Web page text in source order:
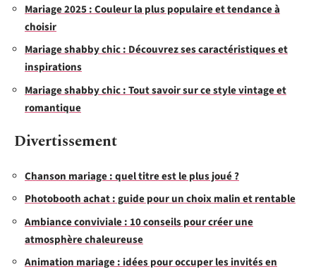
Mariage 2025 : Couleur la plus populaire et tendance à
choisir
Mariage shabby chic : Découvrez ses caractéristiques et
inspirations
Mariage shabby chic : Tout savoir sur ce style vintage et
romantique
Divertissement
Chanson mariage : quel titre est le plus joué ?
Photobooth achat : guide pour un choix malin et rentable
Ambiance conviviale : 10 conseils pour créer une
atmosphère chaleureuse
Animation mariage : idées pour occuper les invités en